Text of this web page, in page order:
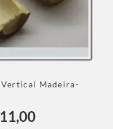
Vertical Madeira-
11,00